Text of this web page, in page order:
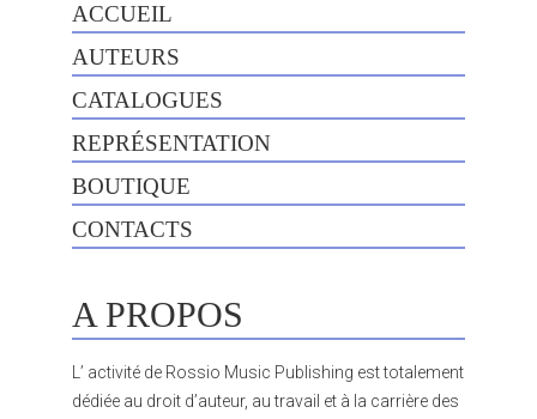
ACCUEIL
AUTEURS
CATALOGUES
REPRÉSENTATION
BOUTIQUE
CONTACTS
A PROPOS
L’ activité de Rossio Music Publishing est totalement
dédiée au droit d’auteur, au travail et à la carrière des